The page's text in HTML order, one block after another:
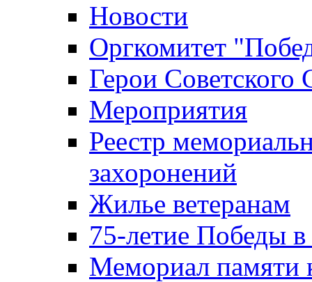
Новости
Оргкомитет
Герои Советского
Мероприятия
Реестр
захоронений
Жилье ветеранам
75-летие Победы
Мемориал памяти